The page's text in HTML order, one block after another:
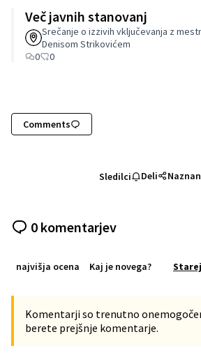
Več javnih stanovanj
Srečanje o izzivih vključevanja z
Denisom Strikovićem
0
0
Comments
Sledilci Deli
0 komentarjev
najvišja ocena Kaj je novega?
Komentarji so trenutno
berete prejšnje komentarje.